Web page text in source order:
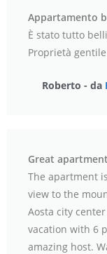
Appartamento
È stato tutto
Proprietà
Roberto - da
Great
The apartment
view to the
Aosta city
vacation with 6
amazing host.